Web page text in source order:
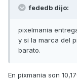
fededb dijo:
pixelmania
y si la marca del
barato.
En pixmania son